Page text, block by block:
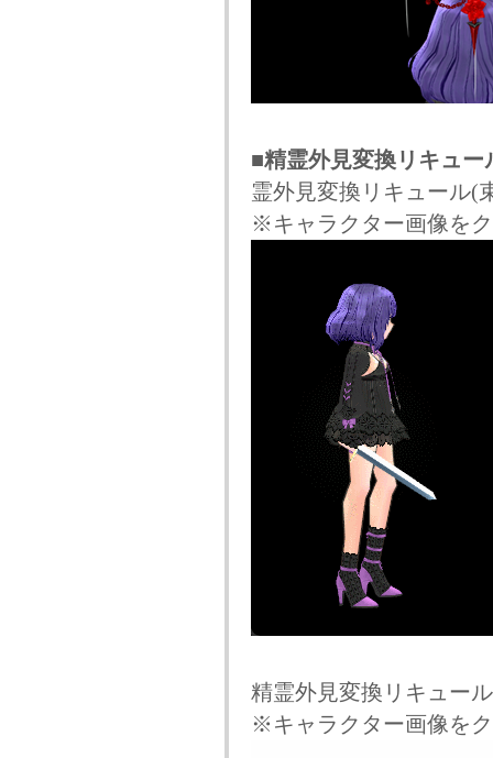
■精霊外見変換リキュー
霊外見変換リキュール(
※キャラクター画像を
精霊外見変換リキュー
※キャラクター画像を